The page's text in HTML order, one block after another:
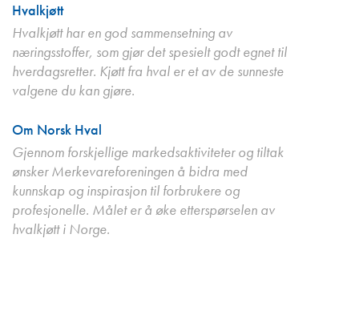
Hvalkjøtt
Hvalkjøtt har en god sammensetning av
næringsstoffer, som gjør det spesielt godt egnet til
hverdagsretter. Kjøtt fra hval er et av de sunneste
valgene du kan gjøre.
Om Norsk Hval
Gjennom forskjellige markedsaktiviteter og tiltak
ønsker Merkevareforeningen å bidra med
kunnskap og inspirasjon til forbrukere og
profesjonelle. Målet er å øke etterspørselen av
hvalkjøtt i Norge.